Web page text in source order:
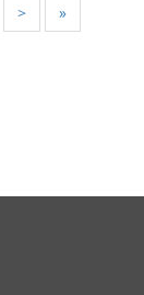
> »